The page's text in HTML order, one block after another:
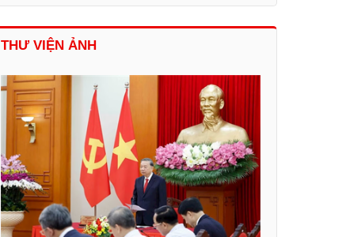
THƯ VIỆN ẢNH